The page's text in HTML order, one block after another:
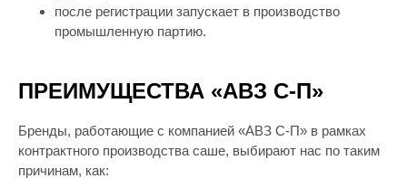
после регистрации запускает в производство
промышленную партию.
ПРЕИМУЩЕСТВА «АВЗ С-П»
Бренды, работающие с компанией «АВЗ С-П» в рамках
контрактного производства саше, выбирают нас по таким
причинам, как: